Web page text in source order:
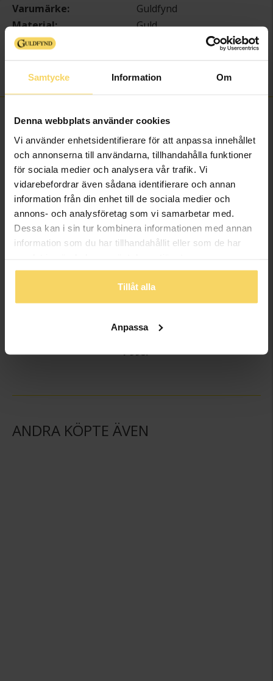
Samtycke Information Om
Denna webbplats använder cookies
Vi använder enhetsidentifierare för att anpassa innehållet
och annonserna till användarna, tillhandahålla funktioner
för sociala medier och analysera vår trafik. Vi
vidarebefordrar även sådana identifierare och annan
information från din enhet till de sociala medier och
annons- och analysföretag som vi samarbetar med.
Dessa kan i sin tur kombinera informationen med annan
information som du har tillhandahållit eller som de har
Tillåt alla
Anpassa
Varumärke
Guldfynd
Material
Guld
Ädelmetall
Vikt ca (gram)
0.88
FINNS OCKSÅ SOM
Hängsmycke i 18K guld
GULDFYND
1 998:-
ANDRA KÖPTE ÄVEN